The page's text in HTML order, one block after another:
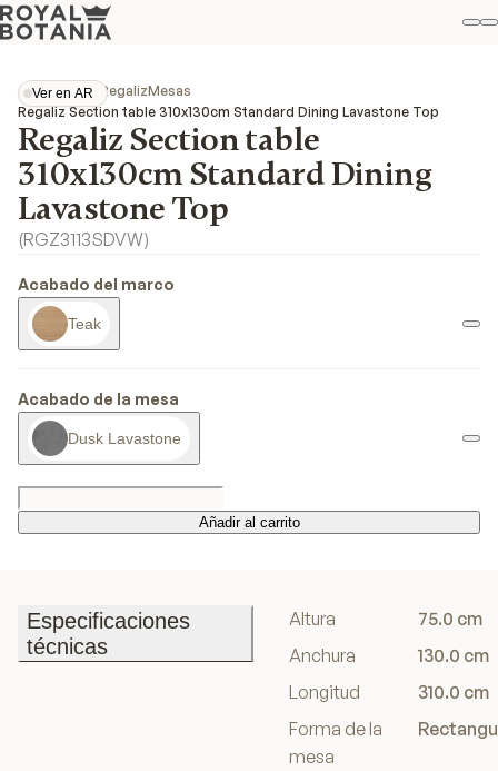
Ver en AR
Ver en AR
Colecciones RegalizMesas
Regaliz Section table 310x130cm Standard Dining Lavastone Top
Regaliz Section table
310x130cm Standard Dining
Lavastone Top
(RGZ3113SDVW)
Acabado del marco
Teak
Acabado de la mesa
Dusk Lavastone
Añadir al carrito
Añadir al carrito
Especificaciones
técnicas
Altura
75.0 cm
Anchura
130.0 cm
Longitud
310.0 cm
Forma de la
mesa